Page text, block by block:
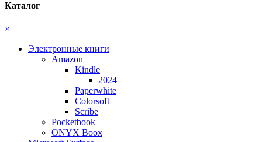
Каталог
×
Электронные книги
Amazon
Kindle
2024
Paperwhite
Colorsoft
Scribe
Pocketbook
ONYX Boox